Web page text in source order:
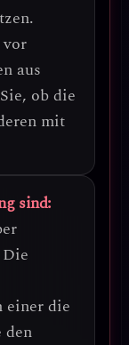
aus
ob die
mit
sind:
einer die
den